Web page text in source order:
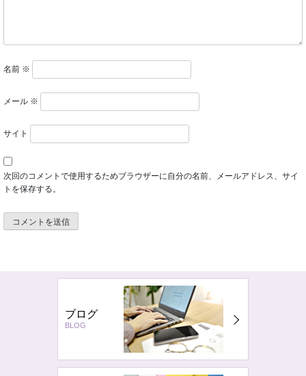
名前 ※
メール ※
サイト
次回のコメントで使用するためブラウザーに自分の名前、メールアドレス、サイ
トを保存する。
ブログ
BLOG